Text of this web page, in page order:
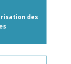
des